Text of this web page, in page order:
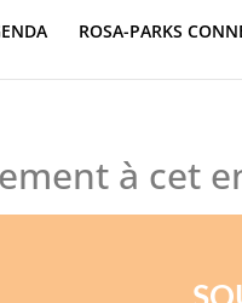
ROSA-PARKS
à cet